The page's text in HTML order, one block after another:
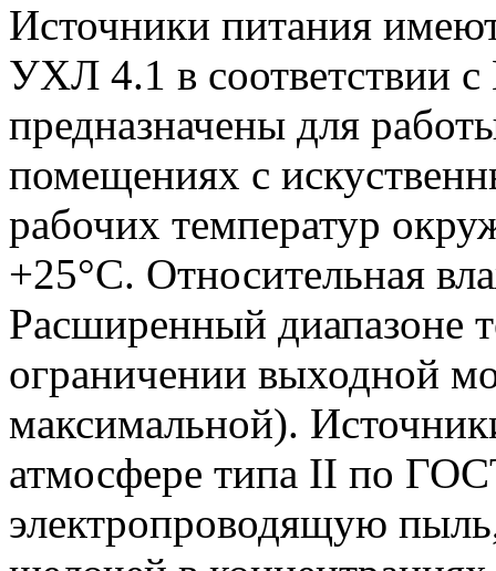
Источники питания
УХЛ 4.1 в соответствии
предназначены для
помещениях с
рабочих температур
+25°С. Относительная
Расширенный диапазоне
ограничении выходной
максимальной).
атмосфере типа II по
электропроводящую